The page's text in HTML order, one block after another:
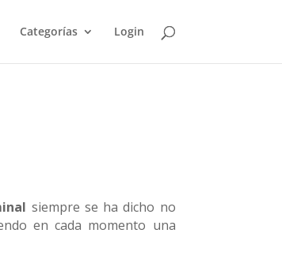
Categorías Login
siempre se ha dicho no
en cada momento una